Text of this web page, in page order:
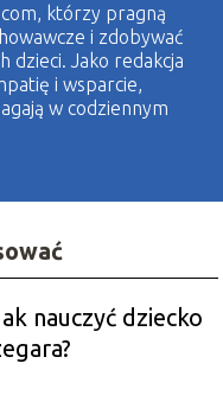
którzy pragną
i zdobywać
dzieci. Jako redakcja
i wsparcie,
w codziennym
nauczyć dziecko